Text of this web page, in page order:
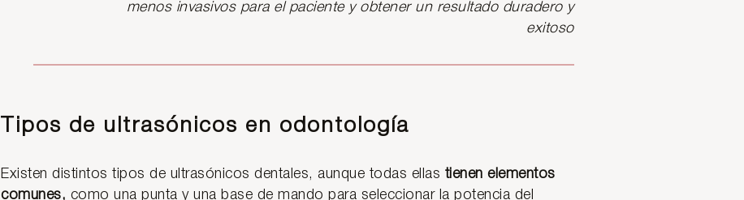
menos invasivos para el paciente y obtener un resultado duradero y
exitoso
Tipos de ultrasónicos en odontología
Existen distintos tipos de ultrasónicos dentales, aunque todas ellas tienen elementos
comunes, como una punta y una base de mando para seleccionar la potencia del